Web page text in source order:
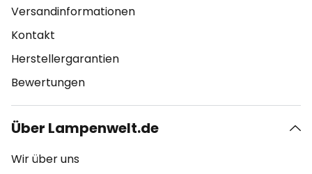
Versandinformationen
Kontakt
Herstellergarantien
Bewertungen
Über Lampenwelt.de
Wir über uns